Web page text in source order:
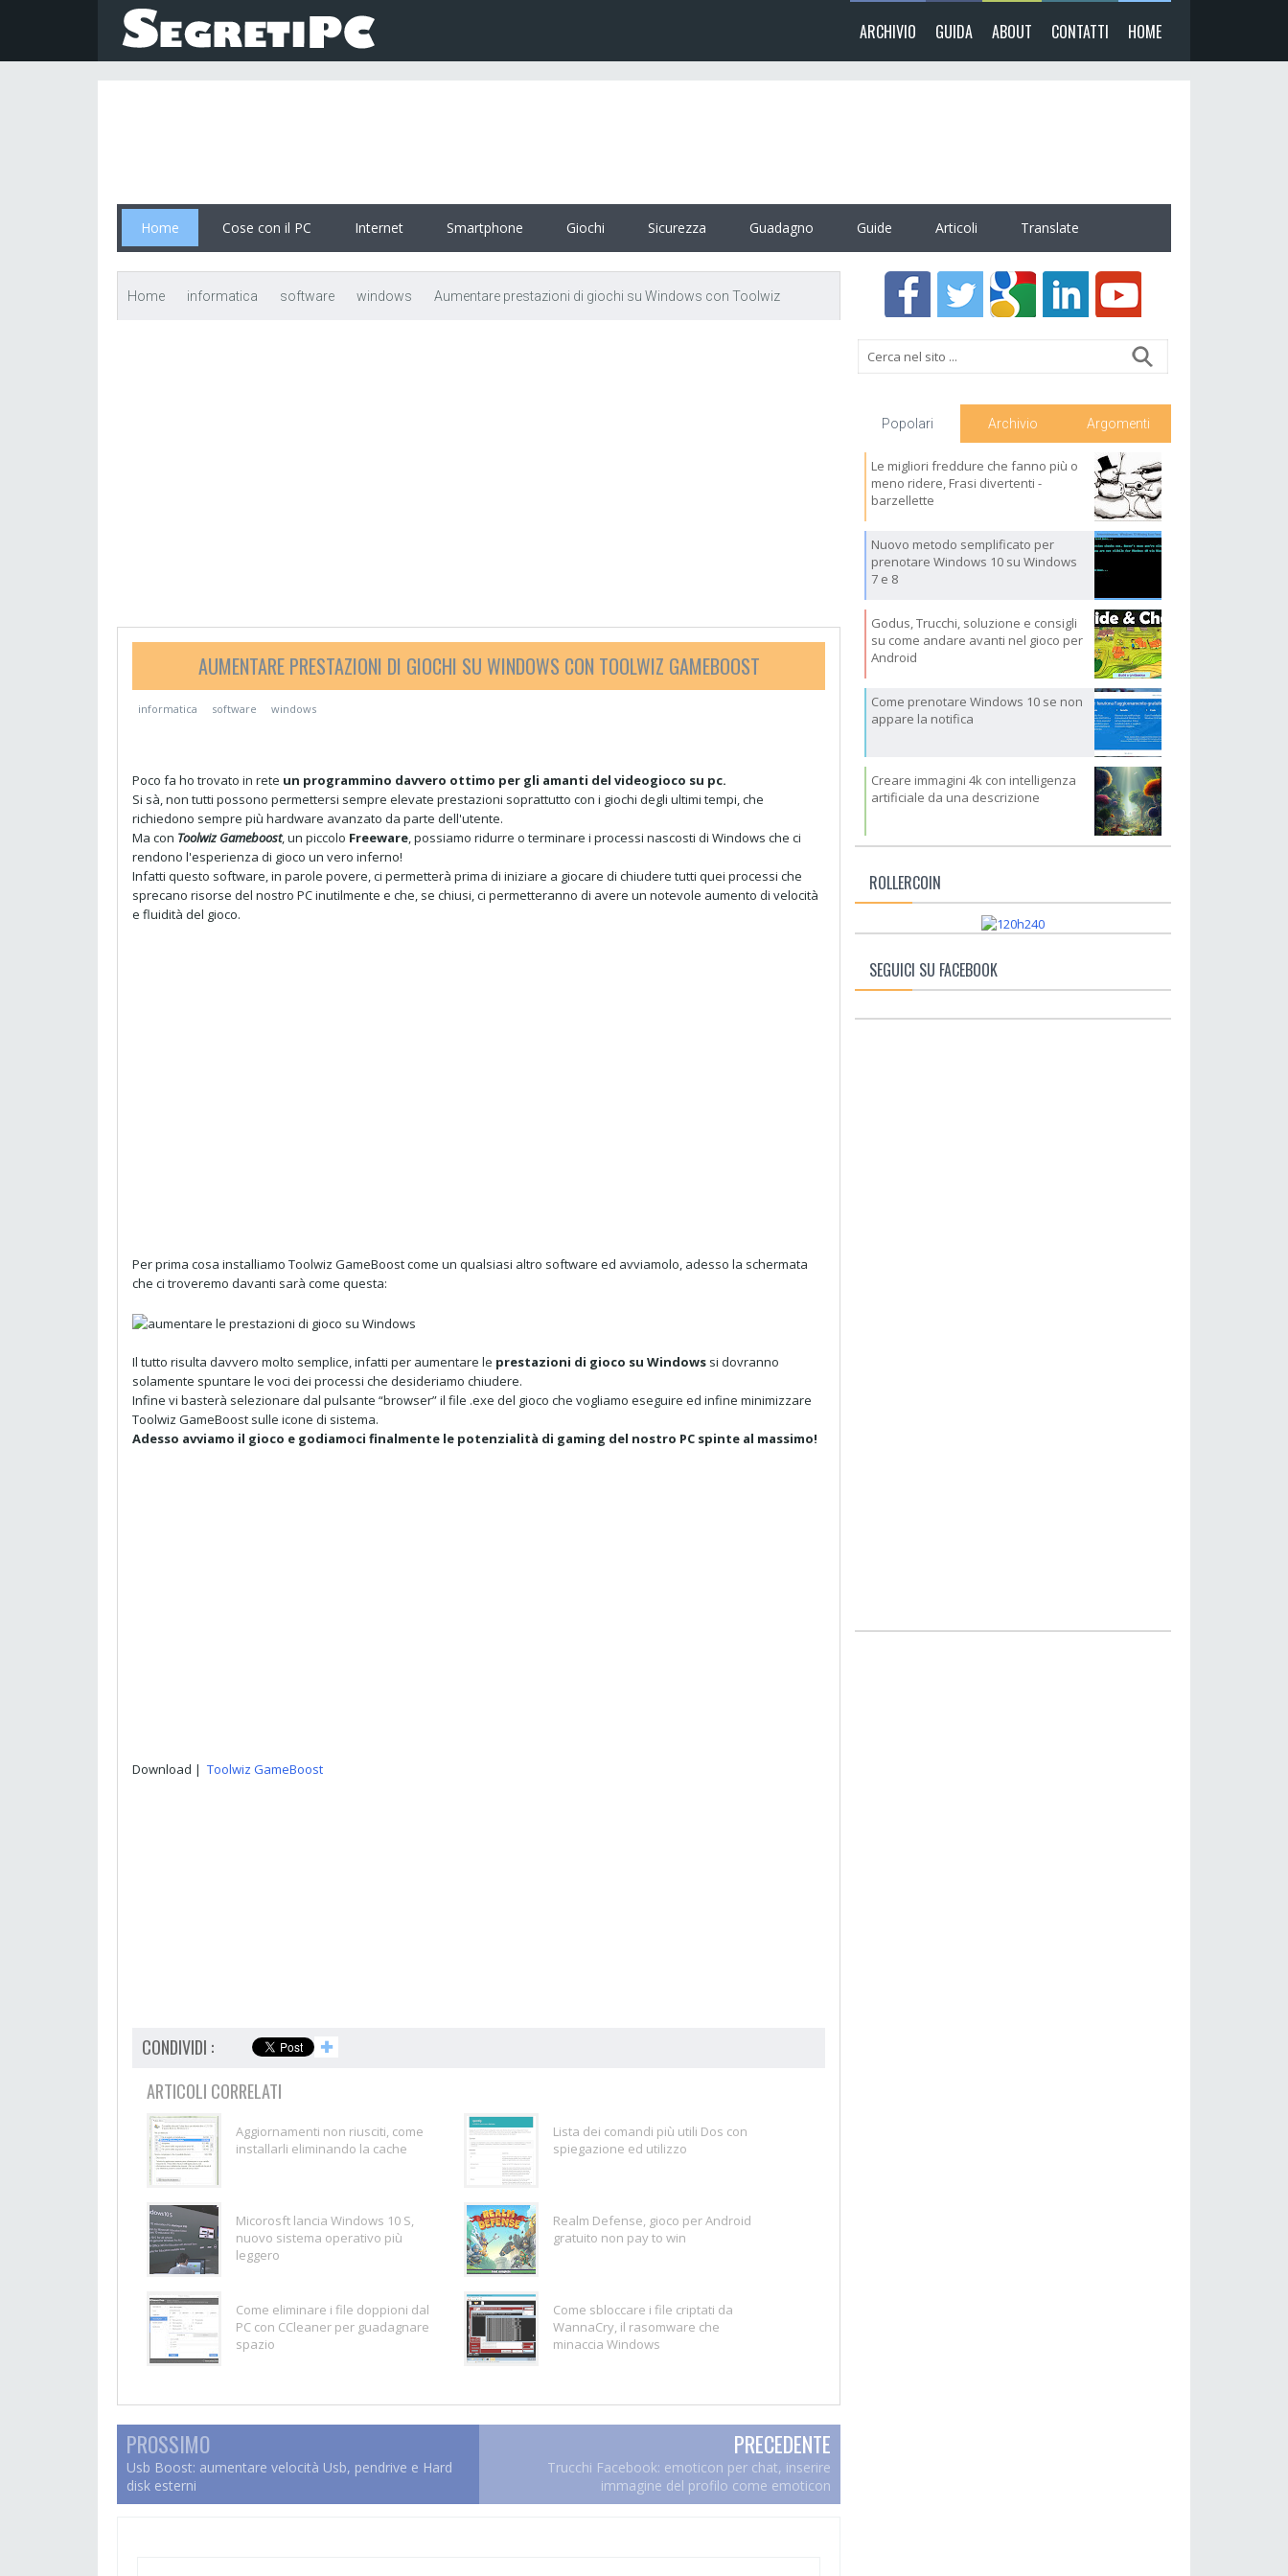
ARCHIVIO GUIDA ABOUT CONTATTI HOME
Home Cose con il PC Internet Smartphone Giochi Sicurezza Guadagno Guide Articoli Translate
Home informatica software windows Aumentare prestazioni di giochi su Windows con Toolwiz
AUMENTARE PRESTAZIONI DI GIOCHI SU WINDOWS CON TOOLWIZ GAMEBOOST
informatica software windows
Poco fa ho trovato in rete un programmino davvero ottimo per gli amanti del videogioco su pc.
Si sà, non tutti possono permettersi sempre elevate prestazioni soprattutto con i giochi degli ultimi tempi, che
richiedono sempre più hardware avanzato da parte dell'utente.
Ma con Toolwiz Gameboost, un piccolo Freeware, possiamo ridurre o terminare i processi nascosti di Windows che ci
rendono l'esperienza di gioco un vero inferno!
Infatti questo software, in parole povere, ci permetterà prima di iniziare a giocare di chiudere tutti quei processi che
sprecano risorse del nostro PC inutilmente e che, se chiusi, ci permetteranno di avere un notevole aumento di velocità
e fluidità del gioco.
Per prima cosa installiamo Toolwiz GameBoost come un qualsiasi altro software ed avviamolo, adesso la schermata
che ci troveremo davanti sarà come questa:
Il tutto risulta davvero molto semplice, infatti per aumentare le prestazioni di gioco su Windows si dovranno
solamente spuntare le voci dei processi che desideriamo chiudere.
Infine vi basterà selezionare dal pulsante “browser” il file .exe del gioco che vogliamo eseguire ed infine minimizzare
Toolwiz GameBoost sulle icone di sistema.
Adesso avviamo il gioco e godiamoci finalmente le potenzialità di gaming del nostro PC spinte al massimo!
Download | Toolwiz GameBoost
CONDIVIDI : ✚
ARTICOLI CORRELATI
Aggiornamenti non riusciti, come
installarli eliminando la cache
Lista dei comandi più utili Dos con
spiegazione ed utilizzo
Micorosft lancia Windows 10 S,
nuovo sistema operativo più
leggero
Realm Defense, gioco per Android
gratuito non pay to win
Come eliminare i file doppioni dal
PC con CCleaner per guadagnare
spazio
Come sbloccare i file criptati da
WannaCry, il rasomware che
minaccia Windows
PROSSIMO
Usb Boost: aumentare velocità Usb, pendrive e Hard
disk esterni
PRECEDENTE
Trucchi Facebook: emoticon per chat, inserire
immagine del profilo come emoticon
Popolari Archivio Argomenti
Le migliori freddure che fanno più o
meno ridere, Frasi divertenti -
barzellette
Nuovo metodo semplificato per
prenotare Windows 10 su Windows
7 e 8
Godus, Trucchi, soluzione e consigli
su come andare avanti nel gioco per
Android
Come prenotare Windows 10 se non
appare la notifica
Creare immagini 4k con intelligenza
artificiale da una descrizione
ROLLERCOIN
SEGUICI SU FACEBOOK